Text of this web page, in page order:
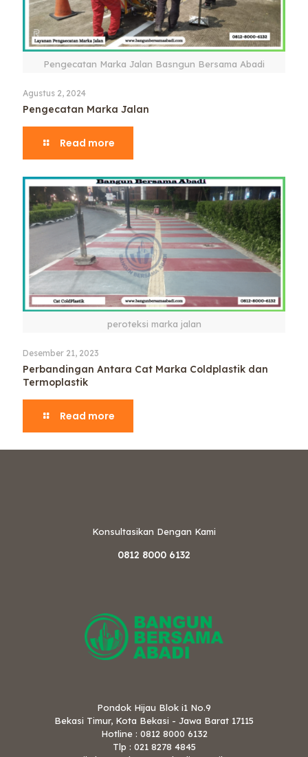
Pengecatan Marka Jalan Basngun Bersama Abadi
Agustus 2, 2024
Pengecatan Marka Jalan
Read more
peroteksi marka jalan
Desember 21, 2023
Perbandingan Antara Cat Marka Coldplastik dan
Termoplastik
Read more
Konsultasikan Dengan Kami
0812 8000 6132
Pondok Hijau Blok i1 No.9
Bekasi Timur, Kota Bekasi - Jawa Barat 17115
Hotline : 0812 8000 6132
Tlp : 021 8278 4845